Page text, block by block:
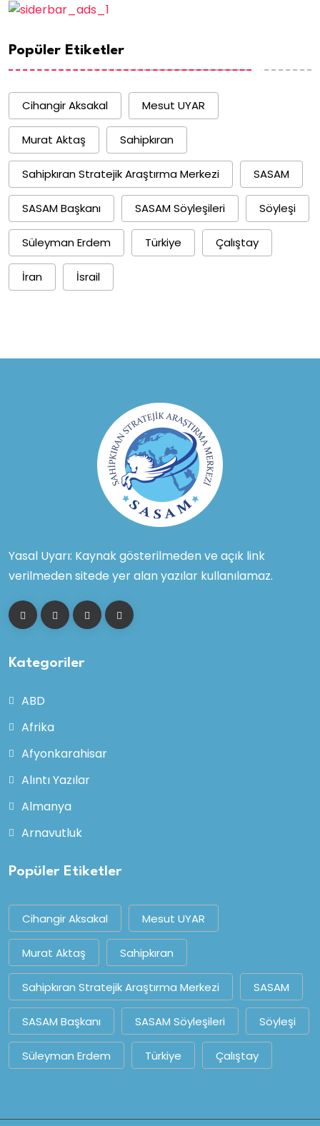
Popüler Etiketler
Cihangir Aksakal Mesut UYAR
Murat Aktaş Sahipkıran
Sahipkıran Stratejik Araştırma Merkezi SASAM
SASAM Başkanı SASAM Söyleşileri Söyleşi
Süleyman Erdem Türkiye Çalıştay
İran İsrail
Yasal Uyarı: Kaynak gösterilmeden ve açık link
verilmeden sitede yer alan yazılar kullanılamaz.
Kategoriler
ABD
Afrika
Afyonkarahisar
Alıntı Yazılar
Almanya
Arnavutluk
Popüler Etiketler
Cihangir Aksakal Mesut UYAR
Murat Aktaş Sahipkıran
Sahipkıran Stratejik Araştırma Merkezi SASAM
SASAM Başkanı SASAM Söyleşileri Söyleşi
Süleyman Erdem Türkiye Çalıştay